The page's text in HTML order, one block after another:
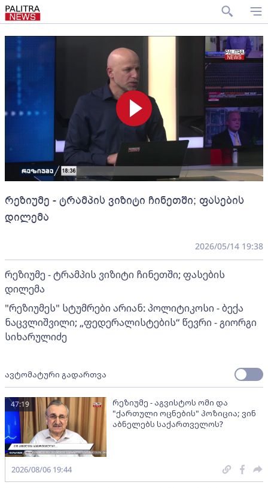
რეზიუმე - ტრამპის ვიზიტი ჩინეთში; ფასების
დილემა
2026/05/14 19:38
რეზიუმე - ტრამპის ვიზიტი ჩინეთში; ფასების
დილემა
"რეზიუმეს" სტუმრები არიან: პოლიტიკოსი - ბექა
ნაცვლიშვილი; „ფედერალისტების“ წევრი - გიორგი
სიხარულიძე
ავტომატური გადართვა
რეზიუმე - აგვისტოს ომი და
"ქართული ოცნების" პოზიცია; ვინ
აბნელებს საქართველოს?
47:19
2026/08/06 19:44